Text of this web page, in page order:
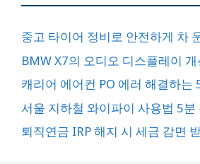
중고 타이어 정비로 안전하게 차
BMW X7의 오디오 디스플레이
캐리어 에어컨 PO 에러 해결하는
서울 지하철 와이파이 사용법 5분
퇴직연금 IRP 해지 시 세금 감면